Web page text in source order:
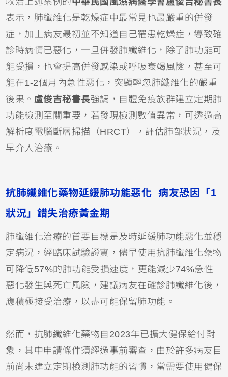
表示，肺纖維化是乾燥症中最常見也最嚴重的併發
症，加上病友最初並不知道自己罹患乾燥症，導致確
診時病情已惡化，一旦併發肺纖維化，除了肺功能可
能受損，也會提高併發感染或呼吸衰竭風險，甚至可
能在1-2個月內急性惡化，突顯輕忽肺纖維化的嚴重
後果。 盧俊吉秘書長強調，自體免疫族群建立定期肺
功能檢測至關重要，若發現檢測數值異常，可透過高
解析度電腦斷層掃描（HRCT），評估肺部狀況，及
早介入治療。
抗肺纖維化藥物延緩肺功能惡化 病友恐因「1
狀況」錯失治療黃金期
肺纖維化治療的首要目標是及時延緩肺功能惡化並穩
定病況，經臨床試驗證實，儘早使用抗肺纖維化藥物
可降低57%的肺功能受損速度，更能減少74%急性
惡化發生與死亡風險，建議病友在確診肺纖維化後，
應積極接受治療，以盡可能保留肺功能。
然而，抗肺纖維化藥物自2023年已擴大健保給付對
象，其中申請條件須經過事前審查，由於許多病友目
前尚未建立定期檢測肺功能的習慣，當需要使用健保